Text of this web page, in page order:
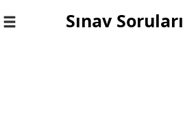
Toggle
Sınav Soruları